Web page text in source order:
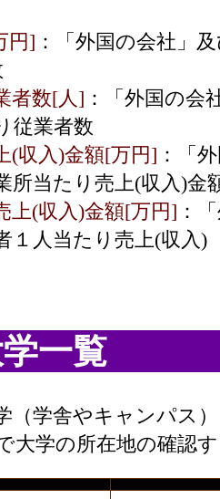
円] ：「外国の会社」
者数[人] ：「外国の会
従業者数
(収入)金額[万円] ：「
所当たり売上(収入)金
上(収入)金額[万円] ：
１人当たり売上(収入)
一覧
（学舎やキャンパス
大学の所在地の確認